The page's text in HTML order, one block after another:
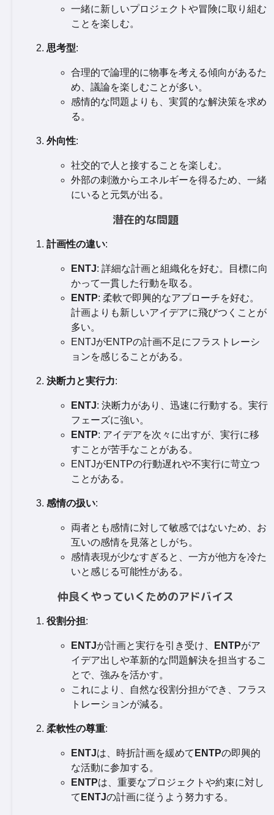
一緒に新しいプロジェクトや冒険に取り組む
ことを楽しむ。
思考型:
合理的で論理的に物事を考える傾向があるた
め、議論を楽しむことが多い。
感情的な問題よりも、実質的な解決策を求め
る。
外向性:
社交的で人と接することを楽しむ。
外部の刺激からエネルギーを得るため、一緒
にいると元気が出る。
潜在的な問題
計画性の違い:
ENTJ: 詳細な計画と組織化を好む。目標に向
かって一貫した行動を取る。
ENTP: 柔軟で即興的なアプローチを好む。
計画よりも新しいアイデアに飛びつくことが
多い。
ENTJがENTPの計画不足にフラストレーシ
ョンを感じることがある。
決断力と実行力:
ENTJ: 決断力があり、迅速に行動する。実行
フェーズに強い。
ENTP: アイデアを次々に出すが、実行に移
すことが苦手なことがある。
ENTJがENTPの行動遅れや不実行に苛立つ
ことがある。
感情の扱い:
両者とも感情に対して敏感ではないため、お
互いの感情を見落としがち。
感情表現が少なすぎると、一方が他方を冷た
いと感じる可能性がある。
仲良くやっていくためのアドバイス
役割分担:
ENTJが計画と実行を引き受け、 ENTPがア
イデア出しや革新的な問題解決を担当するこ
とで、強みを活かす。
これにより、自然な役割分担ができ、フラス
トレーションが減る。
柔軟性の尊重:
ENTJは、時折計画を緩めて ENTPの即興的
な活動に参加する。
ENTPは、重要なプロジェクトや約束に対し
て ENTJの計画に従うよう努力する。